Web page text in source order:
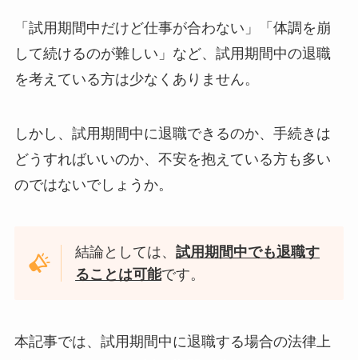
「試用期間中だけど仕事が合わない」「体調を崩
して続けるのが難しい」など、試用期間中の退職
を考えている方は少なくありません。
しかし、試用期間中に退職できるのか、手続きは
どうすればいいのか、不安を抱えている方も多い
のではないでしょうか。
結論としては、試用期間中でも退職す
ることは可能です。
本記事では、試用期間中に退職する場合の法律上